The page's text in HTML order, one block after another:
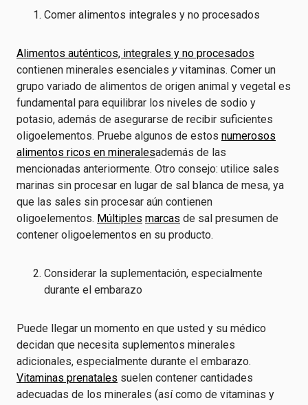
Comer alimentos integrales y no procesados
Alimentos auténticos, integrales y no procesados
contienen minerales esenciales yvitaminas. Comer un
grupo variado de alimentos de origen animal y vegetal es
fundamental para equilibrar los niveles de sodio y
potasio, además de asegurarse de recibir suficientes
oligoelementos. Pruebe algunos de estos numerosos
alimentos ricos en mineralesademás de las
mencionadas anteriormente. Otro consejo: utilice sales
marinas sin procesar en lugar de sal blanca de mesa, ya
que las sales sin procesar aún contienen
oligoelementos. Múltiples marcas de sal presumen de
contener oligoelementos en su producto.
Considerar la suplementación, especialmente
durante el embarazo
Puede llegar un momento en que usted y su médico
decidan que necesita suplementos minerales
adicionales, especialmente durante el embarazo.
Vitaminas prenatales suelen contener cantidades
adecuadas de los minerales (así como de vitaminas y